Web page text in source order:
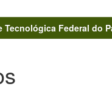
Federal do